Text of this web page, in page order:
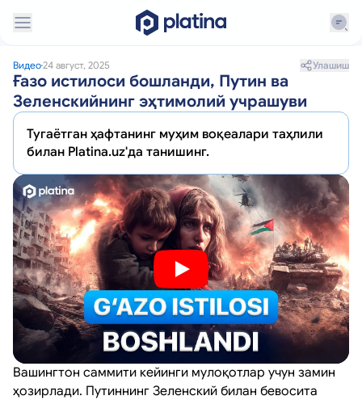
Видео24 август, 2025 Улашиш
Ғазо истилоси бошланди, Путин ва
Зеленскийнинг эҳтимолий учрашуви
Тугаётган ҳафтанинг муҳим воқеалари таҳлили
билан Platina.uz'да танишинг.
Вашингтон саммити кейинги мулоқотлар учун замин
ҳозирлади. Путиннинг Зеленский билан бевосита